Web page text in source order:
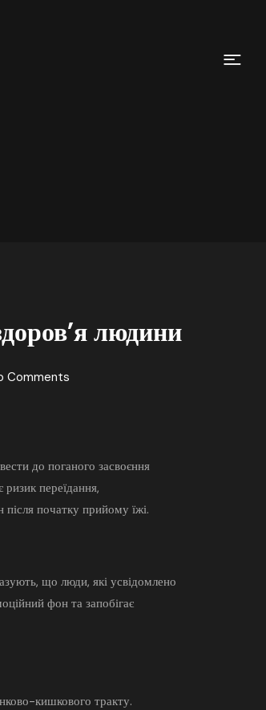
людини
Comments
до поганого засвоєння
переїдання,
початку прийому їжі.
що люди, які усвідомлено
фон та запобігає
кишкового тракту.